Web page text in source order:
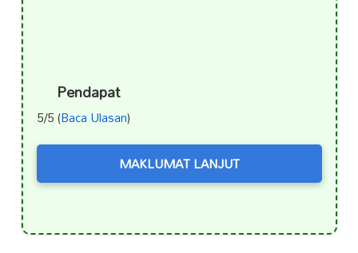
Pendapat
5/5 (Baca Ulasan)
MAKLUMAT LANJUT